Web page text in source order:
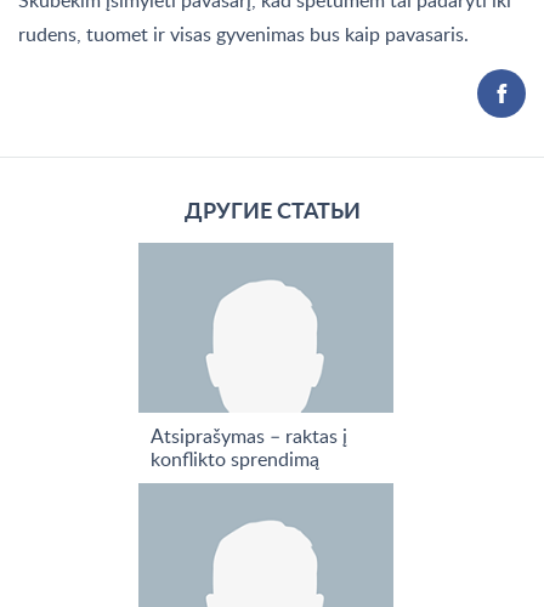
rudens, tuomet ir visas gyvenimas bus kaip pavasaris.
ДРУГИЕ СТАТЬИ
Atsiprašymas – raktas į
konflikto sprendimą